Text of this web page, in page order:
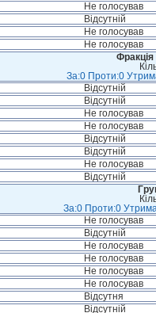
Не голосував
Відсутній
Не голосував
Не голосував
Фракція
За:0 Проти:0
Відсутній
Відсутній
Не голосував
Не голосував
Відсутній
Відсутній
Не голосував
Відсутній
За:0 Проти:0
Не голосував
Відсутній
Не голосував
Не голосував
Не голосував
Не голосував
Відсутня
Відсутній